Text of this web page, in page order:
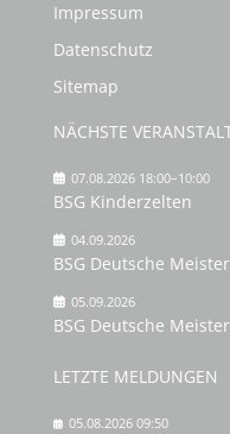
Impressum
Datenschutz
Sitemap
NÄCHSTE
07.08.2026 18:00–10:00
BSG Kinderzelten
04.09.2026
BSG Deutsche
05.09.2026
BSG Deutsche
LETZTE MELDUNGEN
05.08.2026 09:50